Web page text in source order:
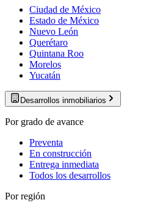
Ciudad de México
Estado de México
Nuevo León
Querétaro
Quintana Roo
Morelos
Yucatán
Desarrollos inmobiliarios
Por grado de avance
Preventa
En construcción
Entrega inmediata
Todos los desarrollos
Por región